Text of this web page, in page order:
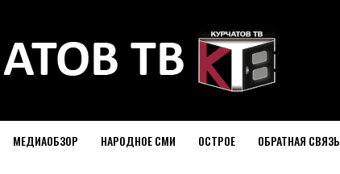
МЕДИАОБЗОР НАРОДНОЕ СМИ ОСТРОЕ ОБРАТНАЯ СВЯЗЬ